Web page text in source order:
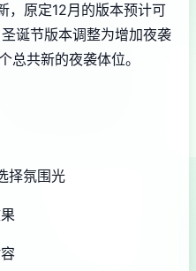
，原定12月的版本预计可
诞节版本调整为增加夜袭
总共新的夜袭体位。
择氛围光